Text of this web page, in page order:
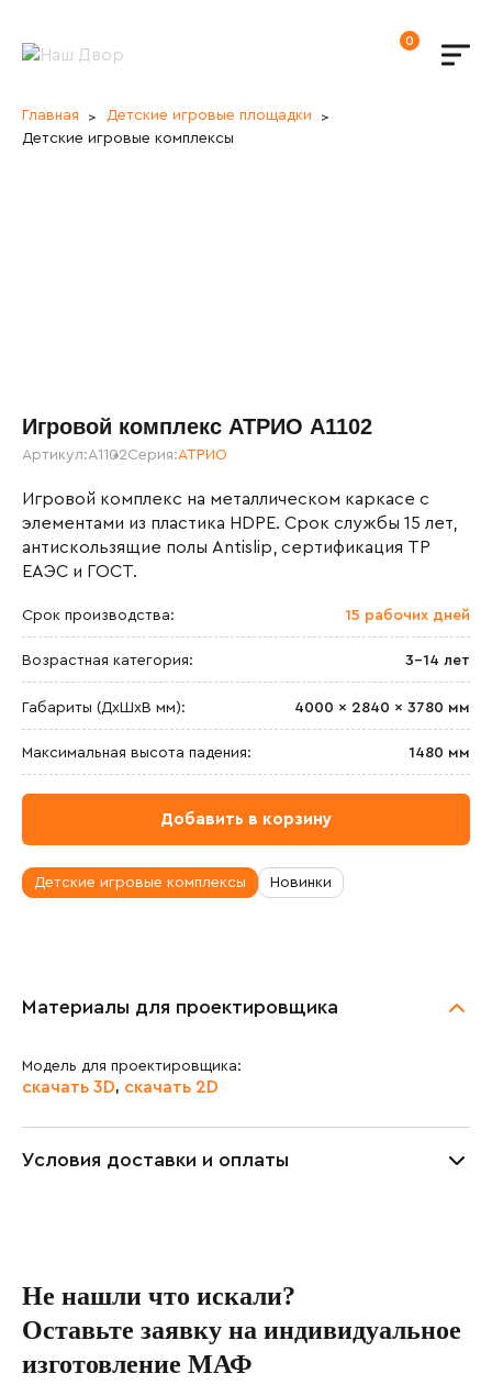
0
Главная
Детские игровые площадки
Детские игровые комплексы
Игровой комплекс АТРИО A1102
Артикул:A1102Серия:АТРИО
Игровой комплекс на металлическом каркасе с
элементами из пластика HDPE. Срок службы 15 лет,
антискользящие полы Antislip, сертификация ТР
ЕАЭС и ГОСТ.
Срок производства: 15 рабочих дней
Возрастная категория: 3-14 лет
Габариты (ДхШxВ мм): 4000 × 2840 × 3780 мм
Максимальная высота падения: 1480 мм
Добавить в корзину
Детские игровые комплексы Новинки
Материалы для проектировщика
Модель для проектировщика:
скачать 3D, скачать 2D
Условия доставки и оплаты
Не нашли что искали?
Оставьте заявку на индивидуальное
изготовление МАФ